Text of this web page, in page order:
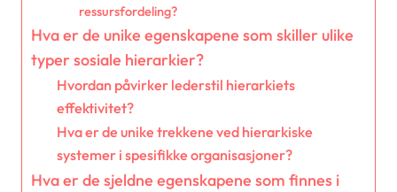
ressursfordeling?
Hva er de unike egenskapene som skiller ulike
typer sosiale hierarkier?
Hvordan påvirker lederstil hierarkiets
effektivitet?
Hva er de unike trekkene ved hierarkiske
systemer i spesifikke organisasjoner?
Hva er de sjeldne egenskapene som finnes i